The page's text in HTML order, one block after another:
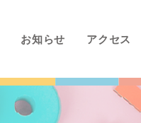
お知らせ アクセス